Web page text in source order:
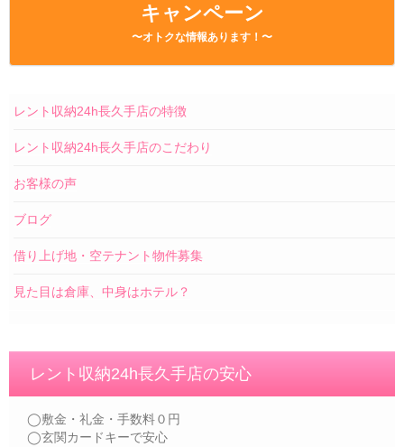
キャンペーン
〜オトクな情報あります！〜
レント収納24h長久手店の特徴
レント収納24h長久手店のこだわり
お客様の声
ブログ
借り上げ地・空テナント物件募集
見た目は倉庫、中身はホテル？
レント収納24h長久手店の安心
◯敷金・礼金・手数料０円
◯玄関カードキーで安心